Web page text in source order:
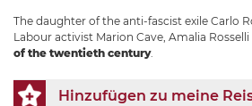
The daughter of the anti-fascist exile Carlo
Labour activist Marion Cave, Amalia
of the twentieth century.
Hinzufügen zu meine